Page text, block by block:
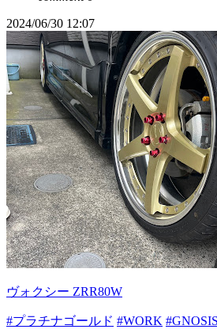
2024/06/30 12:07
ヴォクシー ZRR80W
#プラチナゴールド #WORK #GNOSIS